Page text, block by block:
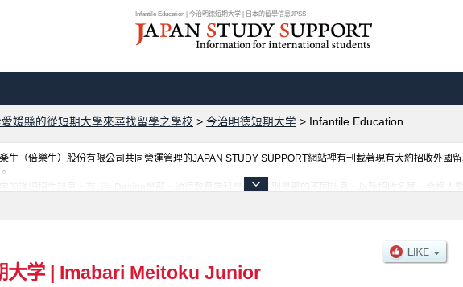
Infantile Education | 今治明徳短期大学 | 日本的留學信息JPSS
媛縣的從短期大學來尋找留學之學校 > 今治明徳短期大学 > Infantile Education
生（倍樂生）股份有限公司共同營運管理的JAPAN STUDY SUPPORT網站裡有刊載著現有大約招收外國
的詳細招生訊息。有Life Design學部、幼児教育学科學部等各別學部的不同訊息，以及招收名額、合格人
大学 | Imabari Meitoku Junior